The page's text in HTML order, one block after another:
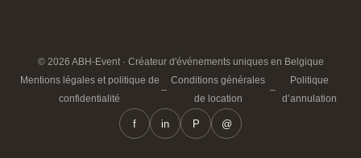
© 2026 ABH-Event · Créateur d'événements uniques en Belgique
Mentions légales et politique de
confidentialité
–
Conditions générales
de location
–
Politique
d’annulation
f in P @